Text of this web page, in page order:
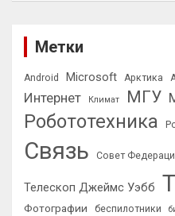
Метки
Android Microsoft Арктика
Интернет Климат МГУ
Робототехника
Связь Совет
Телескоп Джеймс Уэбб
Фотографии беспилотники